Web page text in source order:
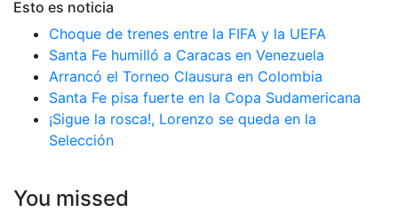
Esto es noticia
Choque de trenes entre la FIFA y la UEFA
Santa Fe humilló a Caracas en Venezuela
Arrancó el Torneo Clausura en Colombia
Santa Fe pisa fuerte en la Copa Sudamericana
¡Sigue la rosca!, Lorenzo se queda en la
Selección
You missed